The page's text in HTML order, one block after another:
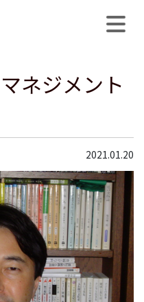
English サイト内検索
ネジメント
2021.01.20